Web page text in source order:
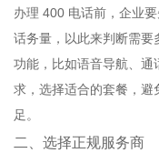
办理 400 电话前，企业
话务量，以此来判断需
功能，比如语音导航、
求，选择适合的套餐，避
足。
二、选择正规服务商